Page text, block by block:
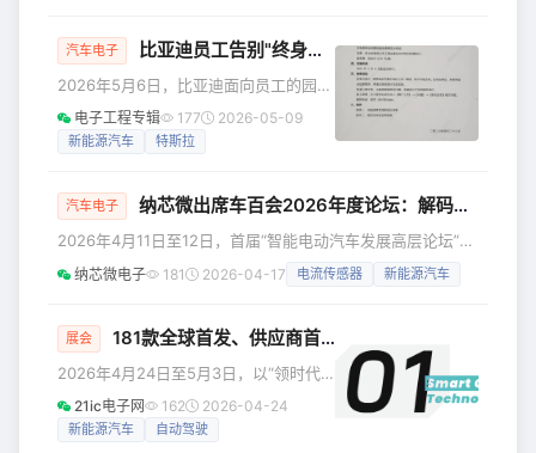
务营收
进行战略性整合，到2030年形成150万
50万辆，深蓝汽车100万辆。 我们先来
介绍一下这两大汽车品牌：阿维塔科技
成立于2018年，由长安汽车、华为、宁
牌。长安汽车
汽车电子 比亚迪员工告别"终身免费充电"
2026年5月6日，比亚迪面向员工的园区
免费充电政策正式成为历史。据网传
《关于比亚迪园区充电桩实施收费管理
有园区内的交流充电桩、直流充电桩及
费管理，取消此前已持续多年的员工免
费充电福利。 电费按峰谷电价执行，服
调整的目的是"优化园区充电资源配置，
提高使用效
电子工程专辑 177 2026-05-09
新能源汽车 特斯拉
汽车电子 纳芯微出席车百会2026年度论坛：解码智能动力系统演进，芯片成为关键“底层能力”
2026年4月11日至12日，首届“智能电动汽车发展高层论坛”在
北京国家会议中心举办。作为中国新能源汽车领域的重要产业
交流平台，本届论坛围绕智能化、绿色化与全球化发展趋势，
术方向。 在论坛举办前夕，纳芯微创始人、CEO、董事长王
升杨受邀出席车百会研究院主办的中国汽车产业发展形势与政
策高层研讨会，并参与闭门会议发言。围绕构建安全、韧性的
汽车供应链
纳芯微电子 181 2026-04-17 电流传感器 新能源汽车
展会 181款全球首发、供应商首进主馆：今年北京车展释放哪些新信号？
2026年4月24日至5月3日，以“领时代·
智未来”为主题的第十九届北京国际汽车
展览会将在北京中国国际展览中心（顺
21ic电子网 162 2026-04-24
新能源汽车 自动驾驶